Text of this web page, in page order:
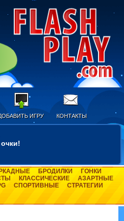
ИГРУ КОНТАКТЫ
БРОДИЛКИ
ГОНКИ
КЛАССИЧЕСКИЕ
АЗАРТНЫЕ
СПОРТИВНЫЕ
СТРАТЕГИИ